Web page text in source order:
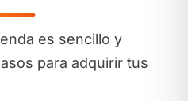
es sencillo y
para adquirir tus